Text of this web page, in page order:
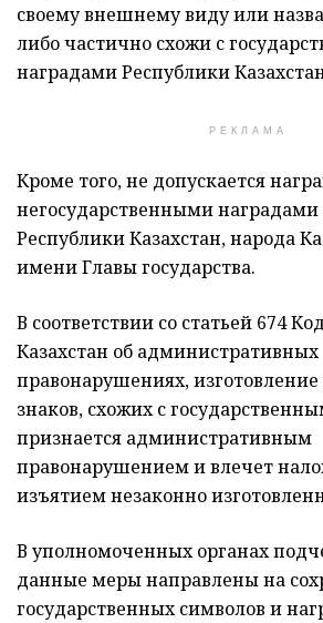
своему внешнему виду или
либо частично схожи с
наградами Республики
РЕКЛАМА
Кроме того, не допускается
негосударственными
Республики Казахстан, народа
имени Главы государства.
В соответствии со статьей 674
Казахстан об административных
правонарушениях,
знаков, схожих с
признается административным
правонарушением и влечет
изъятием незаконно
В уполномоченных органах
данные меры направлены на
государственных символов и